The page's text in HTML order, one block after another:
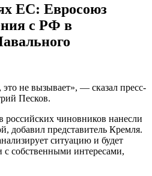
ЕС: Евросоюз
с РФ в
не вызывает», — сказал пресс-
Песков.
чиновников нанесли
добавил представитель Кремля.
ситуацию и будет
с собственными интересами,